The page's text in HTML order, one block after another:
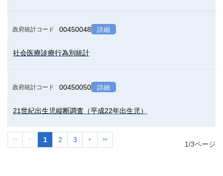
政府統計コード 00450048 詳細
社会医療診療行為別統計
政府統計コード 00450050 詳細
21世紀出生児縦断調査（平成22年出生児）
<< < 1 2 3 > >>
1/3ページ